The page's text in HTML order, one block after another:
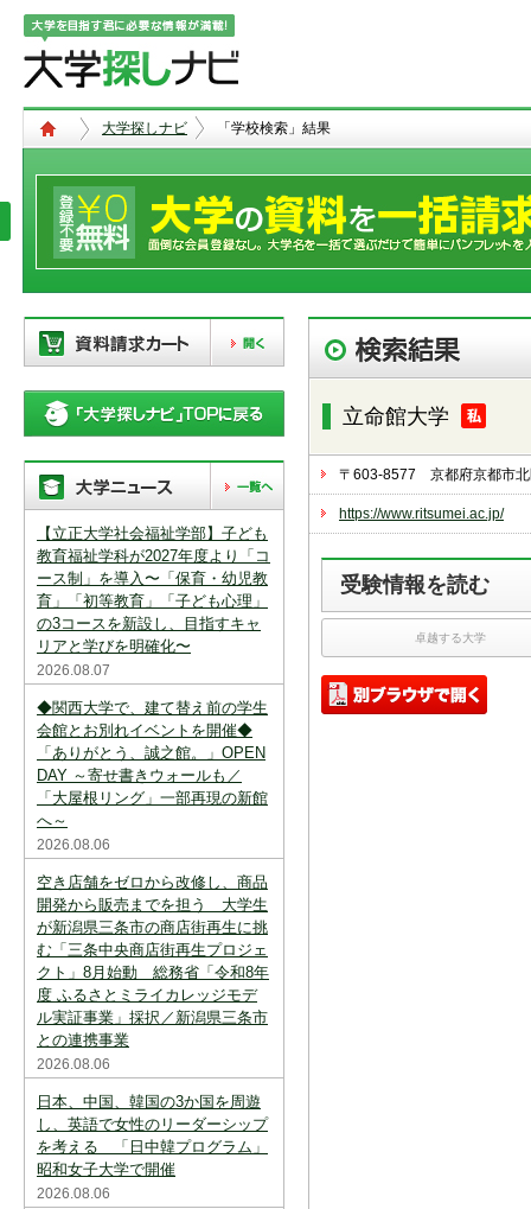
大学探しナビ 「学校検索」結果
現在、以下の学校を「資料請求カー
ト」に登録しています。「資料請求
カート」に登録できる学校は20校ま
リストから「削除」ボタンで登録を
削除して下さい。
「資料請求カート」の登録情報は、アクセ
スを中断すると消えてしまいます。ご注意
下さい。
※現在登録されている大学はありません。
※「資料請求カート」に登録できる学校は
20校までです。
【立正大学社会福祉学部】子ども
教育福祉学科が2027年度より「コ
ース制」を導入〜「保育・幼児教
育」「初等教育」「子ども心理」
の3コースを新設し、目指すキャ
リアと学びを明確化〜
2026.08.07
◆関西大学で、建て替え前の学生
会館とお別れイベントを開催◆
「ありがとう、誠之館。」OPEN
DAY ～寄せ書きウォールも／
「大屋根リング」一部再現の新館
へ～
2026.08.06
空き店舗をゼロから改修し、商品
開発から販売までを担う 大学生
が新潟県三条市の商店街再生に挑
む「三条中央商店街再生プロジェ
クト」8月始動 総務省「令和8年
度 ふるさとミライカレッジモデ
ル実証事業」採択／新潟県三条市
との連携事業
2026.08.06
日本、中国、韓国の3か国を周遊
し、英語で女性のリーダーシップ
を考える 「日中韓プログラム」
昭和女子大学で開催
2026.08.06
立命館大学
〒603-8577 京都府京都市北
https://www.ritsumei.ac.jp/
受験情報を読む
卓越する大学